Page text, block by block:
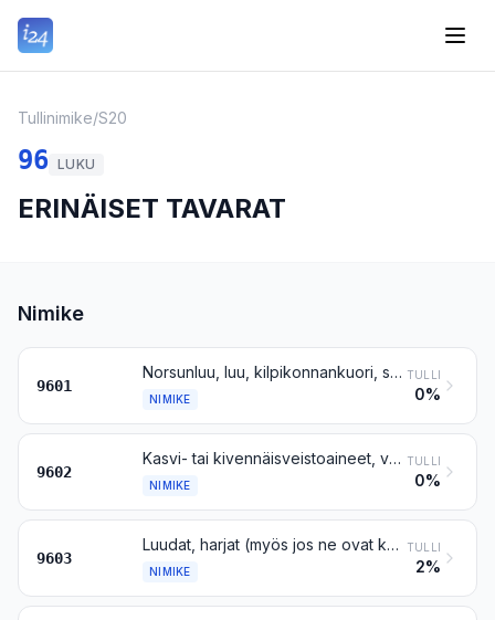
Tullinimike/S20
96 LUKU
ERINÄISET TAVARAT
Nimike
9601
Norsunluu, luu, kilpikonnankuori, sarvi, koralli, helmiäinen ja muut eläinkunnasta saadut veistoaineet, valmistetut, sekä näistä aineista tehdyt tavarat (myös muotoon puristetut)
NIMIKE
TULLI
0%
9602
Kasvi- tai kivennäisveistoaineet, valmistetut, ja näistä aineista tehdyt tavarat; vahasta, steariinista, luonnosta saaduista kumeista, luonnonhartsista tai muovailumassasta valetut, muotoon puristetut tai veistetyt tavarat sekä muut muualle kuulumattomat valetut, muotoon puristetut tai veistetyt tavarat; valmistettu kovettamaton gelatiini (ei kuitenkaan nimikkeen 3503 gelatiini) sekä kovettamattomasta gelatiinista tehdyt tavarat
NIMIKE
TULLI
0%
9603
Luudat, harjat (myös jos ne ovat koneiden, laitteiden tai kulkuneuvojen osia), siveltimet, käsikäyttöiset mekaaniset lattianlakaisimet, moottorittomat, sekä mopit ja höyhenhuiskut; luudan- tai harjantekoon tarkoitetut valmiit harjaskimput ja -tupsut; maalaustyynyt ja -telat; kumi- ja muut kuivauspyyhkimet (ei kuitenkaan kuivaustelat)
NIMIKE
TULLI
2%